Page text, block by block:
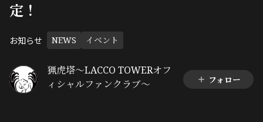
定！
お知らせ NEWS イベント
猟虎塔～LACCO TOWERオフ
ィシャルファンクラブ～
フォロー